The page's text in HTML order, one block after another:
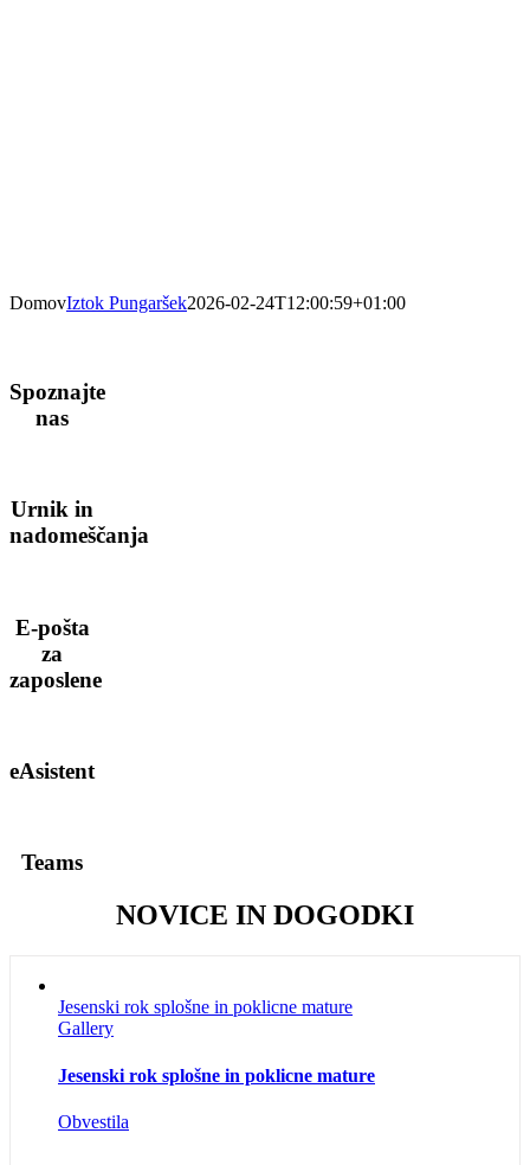
DomovIztok Pungaršek2026-02-24T12:00:59+01:00
Spoznajte
nas
Urnik in
nadomeščanja
E-pošta
za
zaposlene
eAsistent
Teams
NOVICE IN DOGODKI
Jesenski rok splošne in poklicne mature
Gallery
Jesenski rok splošne in poklicne mature
Obvestila